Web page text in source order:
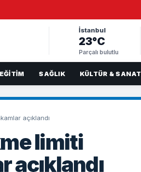
İstanbul
23°C
Parçalı bulutlu
EĞITIM SAĞLIK KÜLTÜR & SANAT
açıklandı
limiti
açıklandı